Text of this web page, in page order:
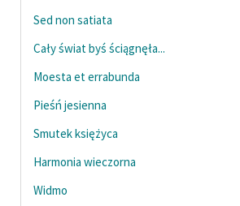
Sed non satiata
Cały świat byś ściągnęła...
Moesta et errabunda
Pieśń jesienna
Smutek księżyca
Harmonia wieczorna
Widmo